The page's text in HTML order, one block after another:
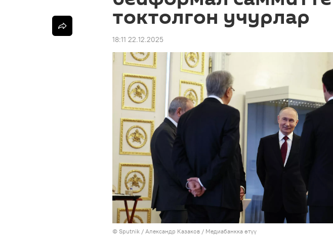
токтолгон учурлар
18:11 22.12.2025
© Sputnik / Александр Казаков / Медиабанкка өтүү